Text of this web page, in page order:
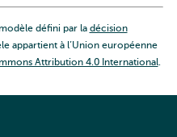
défini par la décision
appartient à l’Union européenne
Attribution 4.0 International.